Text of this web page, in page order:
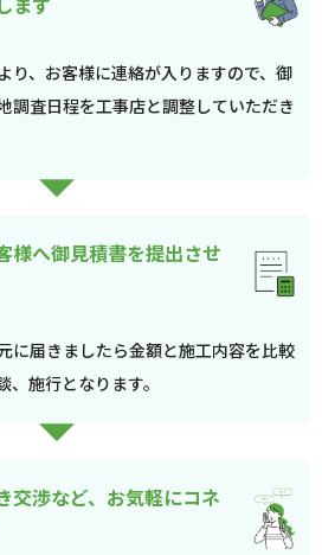
り、お客様に連絡が入りますので、御
調査日程を工事店と調整していただき
様へ御見積書を提出させ
に届きましたら金額と施工内容を比較
、施行となります。
交渉など、お気軽にコネ